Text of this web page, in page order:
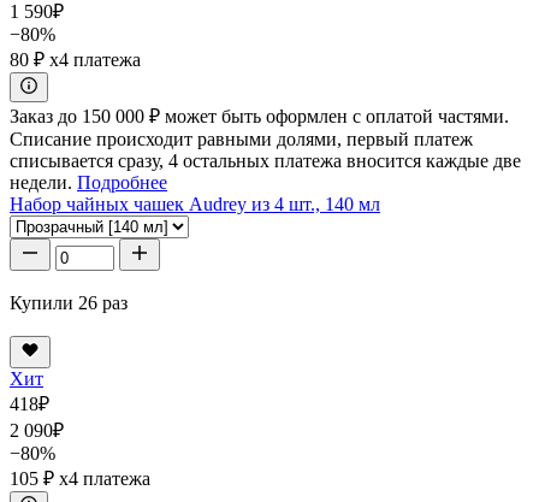
1 590₽
−80%
80 ₽ x4 платежа
Заказ до 150 000 ₽ может быть оформлен с оплатой частями.
Списание происходит равными долями, первый платеж
списывается сразу, 4 остальных платежа вносится каждые две
недели. Подробнее
Набор чайных чашек Audrey из 4 шт., 140 мл
Купили 26 раз
Хит
418₽
2 090₽
−80%
105 ₽ x4 платежа